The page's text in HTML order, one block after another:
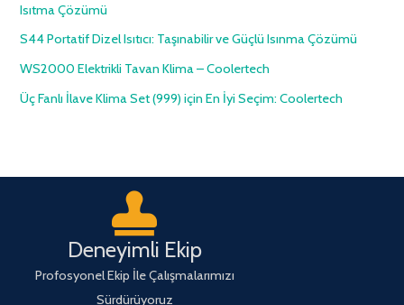
Isıtma Çözümü
S44 Portatif Dizel Isıtıcı: Taşınabilir ve Güçlü Isınma Çözümü
WS2000 Elektrikli Tavan Klima – Coolertech
Üç Fanlı İlave Klima Set (999) için En İyi Seçim: Coolertech
Deneyimli Ekip
Profosyonel Ekip İle Çalışmalarımızı
Sürdürüyoruz